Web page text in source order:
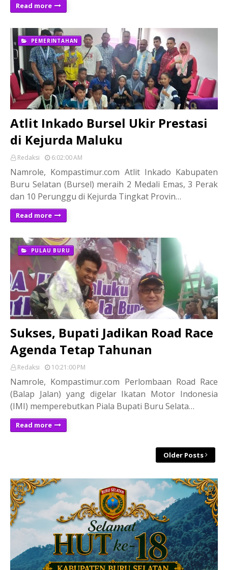
Read more
PEMERINTAHAN
Atlit Inkado Bursel Ukir Prestasi
di Kejurda Maluku
Redaksi 6:02:00 AM
Namrole, Kompastimur.com Atlit Inkado Kabupaten
Buru Selatan (Bursel) meraih 2 Medali Emas, 3 Perak
dan 10 Perunggu di Kejurda Tingkat Provin…
Read more
PULAU BURU
Sukses, Bupati Jadikan Road Race
Agenda Tetap Tahunan
Redaksi 10:21:00 PM
Namrole, Kompastimur.com Perlombaan Road Race
(Balap Jalan) yang digelar Ikatan Motor Indonesia
(IMI) memperebutkan Piala Bupati Buru Selata…
Read more
Older Posts